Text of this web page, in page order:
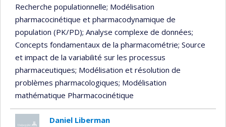
Recherche populationnelle; Modélisation
pharmacocinétique et pharmacodynamique de
population (PK/PD); Analyse complexe de données;
Concepts fondamentaux de la pharmacométrie; Source
et impact de la variabilité sur les processus
pharmaceutiques; Modélisation et résolution de
problèmes pharmacologiques; Modélisation
mathématique Pharmacocinétique
Daniel Liberman